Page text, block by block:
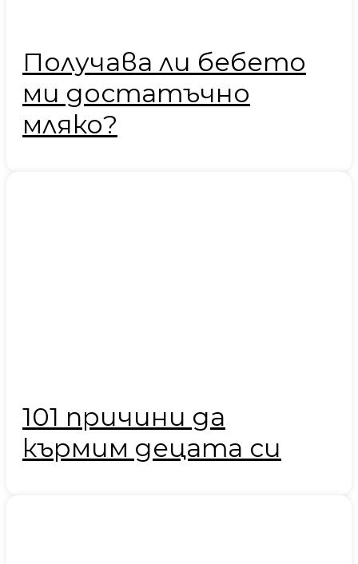
Получава ли бебето
ми достатъчно
мляко?
101 причини да
кърмим децата си